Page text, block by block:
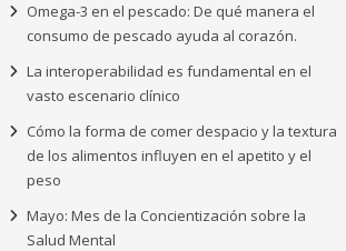
Omega-3 en el pescado: De qué manera el
consumo de pescado ayuda al corazón.
La interoperabilidad es fundamental en el
vasto escenario clínico
Cómo la forma de comer despacio y la textura
de los alimentos influyen en el apetito y el
peso
Mayo: Mes de la Concientización sobre la
Salud Mental